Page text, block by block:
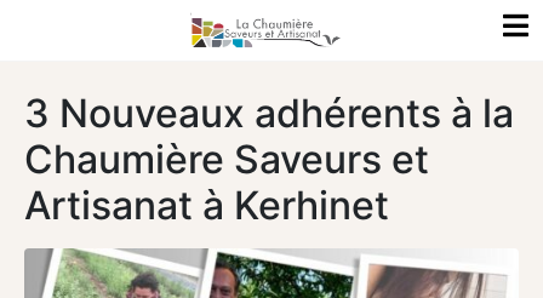
3 Nouveaux adhérents à la
Chaumière Saveurs et
Artisanat à Kerhinet